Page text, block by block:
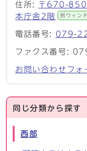
住所:
〒670-
本庁舎2階
別ウィン
電話番号: 079-
ファクス番号:
お問い合わせフォ
同じ分類から探す
西部